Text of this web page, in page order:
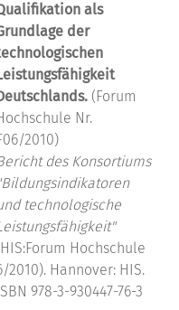
als
der
(Forum
Nr.
2010)
des Konsortiums
technologische
Hochschule
2010). Hannover: HIS.
ISBN 978-3-930447-76-3